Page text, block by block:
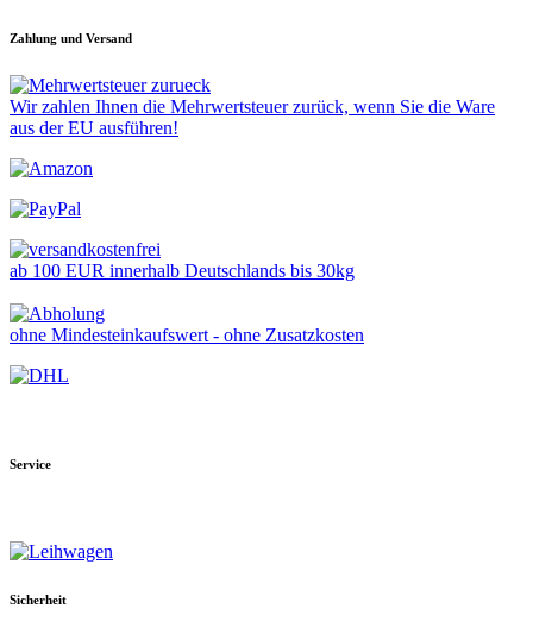
Zahlung und Versand
Wir zahlen Ihnen die Mehrwertsteuer zurück, wenn Sie die Ware
aus der EU ausführen!
ab 100 EUR innerhalb Deutschlands bis 30kg
ohne Mindesteinkaufswert - ohne Zusatzkosten
Service
Sicherheit